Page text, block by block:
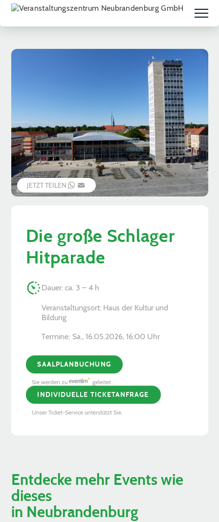
© B. Schaeffer
JETZT TEILEN
WHATSAPP
EMAIL
Die große Schlager
Hitparade
Dauer: ca. 3 – 4 h
Veranstaltungsort: Haus der Kultur und
Bildung
Termine: Sa., 16.05.2026, ­16:00 Uhr
SAALPLANBUCHUNG
Sie werden zu geleitet
INDIVIDUELLE TICKETANFRAGE
Unser Ticket-Service unterstützt Sie.
Entdecke mehr Events wie
dieses
in Neubrandenburg